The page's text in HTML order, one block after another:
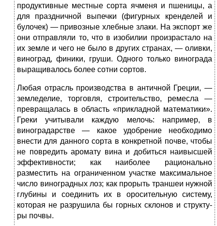
продуктивные местные сорта ячменя и пшеницы, а
для праздничной выпечки (фигурных кренделей и
булочек) — привоз­ные хлебные злаки. На экспорт же
они отправляли то, что в изобилии произрастало на
их земле и чего не было в других странах, — оливки,
виноград, финики, гру­ши. Одного только винограда
выращивалось более сотни сортов.
Любая отрасль производства в античной Греции, —
земледелие, торговля, строительство, ремесла —
превра­щалась в область «прикладной математики».
Греки учи­тывали каждую мелочь: например, в
виноградарстве — какое удобрение необходимо
внести для данного сорта в конкретной почве, чтобы
не повредить аромату вина и добиться наивысшей
эффективности; как наиболее ра­ционально
разместить на ограниченном участке макси­мальное
число виноградных лоз; как прорыть траншеи нужной
глубины и соединить их в оросительную систе­му,
которая не разрушила бы горных склонов и структу­
ры почвы.